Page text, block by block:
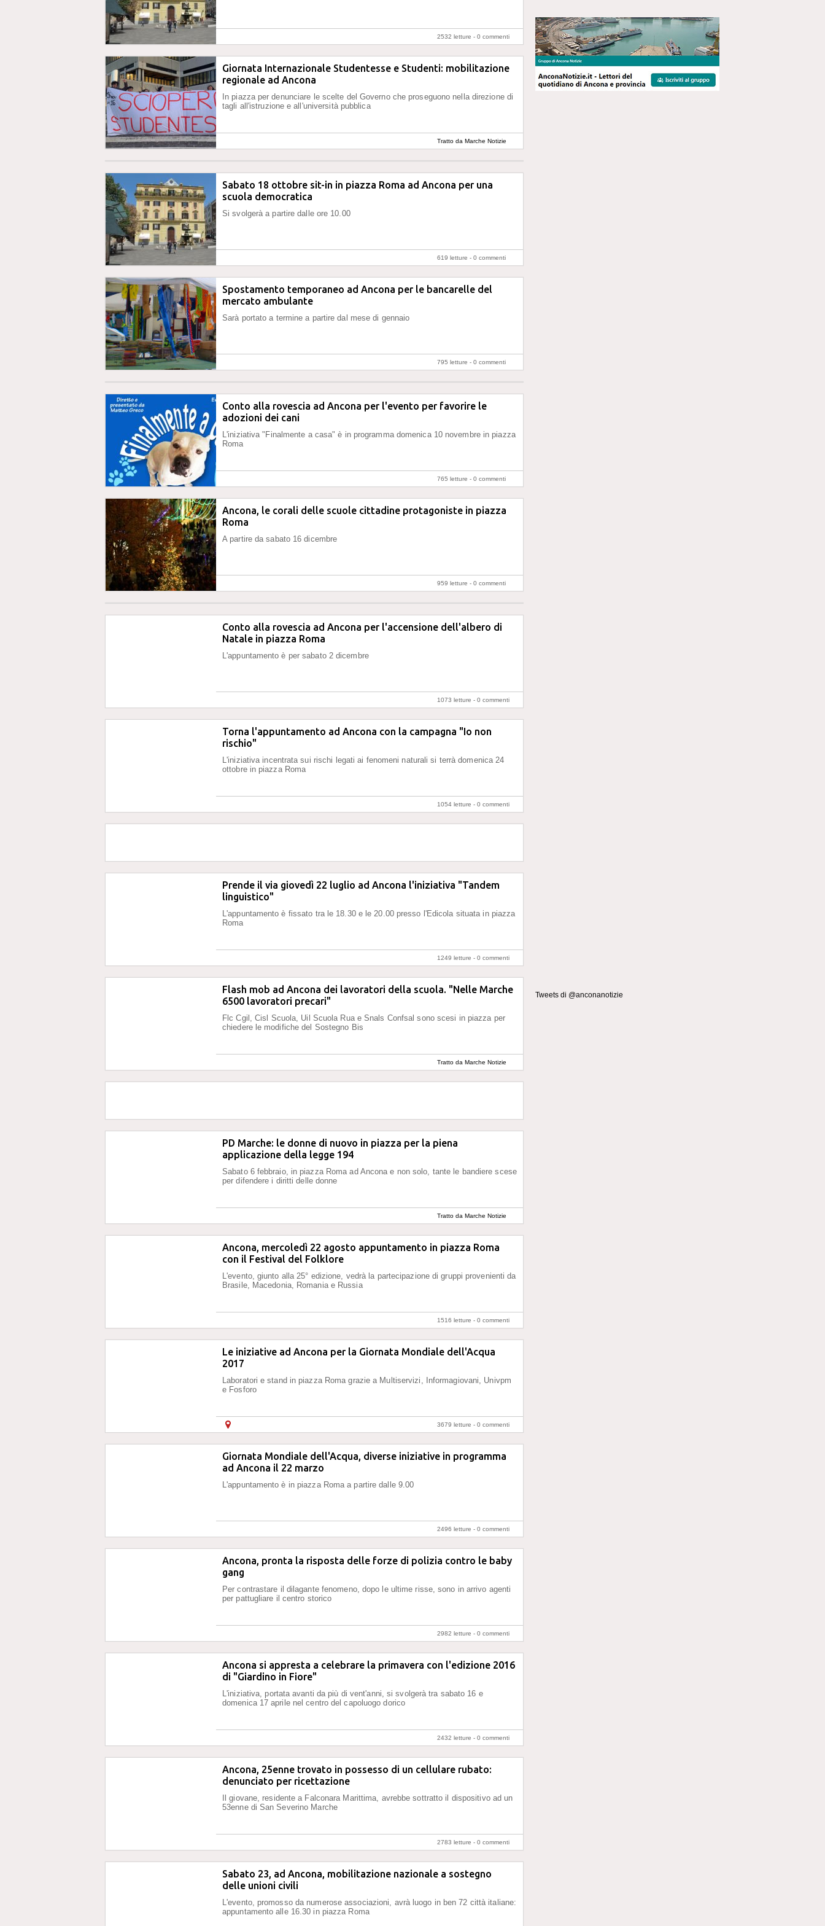
2532 letture - 0 commenti
Giornata Internazionale Studentesse e Studenti: mobilitazione
regionale ad Ancona
In piazza per denunciare le scelte del Governo che proseguono nella direzione di
tagli all'istruzione e all'università pubblica
Tratto da Marche Notizie
Sabato 18 ottobre sit-in in piazza Roma ad Ancona per una
scuola democratica
Si svolgerà a partire dalle ore 10.00
619 letture - 0 commenti
Spostamento temporaneo ad Ancona per le bancarelle del
mercato ambulante
Sarà portato a termine a partire dal mese di gennaio
795 letture - 0 commenti
Conto alla rovescia ad Ancona per l'evento per favorire le
adozioni dei cani
L'iniziativa "Finalmente a casa" è in programma domenica 10 novembre in piazza
Roma
765 letture - 0 commenti
Ancona, le corali delle scuole cittadine protagoniste in piazza
Roma
A partire da sabato 16 dicembre
959 letture - 0 commenti
Conto alla rovescia ad Ancona per l'accensione dell'albero di
Natale in piazza Roma
L'appuntamento è per sabato 2 dicembre
1073 letture - 0 commenti
Torna l'appuntamento ad Ancona con la campagna "Io non
rischio"
L'iniziativa incentrata sui rischi legati ai fenomeni naturali si terrà domenica 24
ottobre in piazza Roma
1054 letture - 0 commenti
Prende il via giovedì 22 luglio ad Ancona l'iniziativa "Tandem
linguistico"
L'appuntamento è fissato tra le 18.30 e le 20.00 presso l'Edicola situata in piazza
Roma
1249 letture - 0 commenti
Flash mob ad Ancona dei lavoratori della scuola. "Nelle Marche
6500 lavoratori precari"
Flc Cgil, Cisl Scuola, Uil Scuola Rua e Snals Confsal sono scesi in piazza per
chiedere le modifiche del Sostegno Bis
Tratto da Marche Notizie
PD Marche: le donne di nuovo in piazza per la piena
applicazione della legge 194
Sabato 6 febbraio, in piazza Roma ad Ancona e non solo, tante le bandiere scese
per difendere i diritti delle donne
Tratto da Marche Notizie
Ancona, mercoledì 22 agosto appuntamento in piazza Roma
con il Festival del Folklore
L'evento, giunto alla 25° edizione, vedrà la partecipazione di gruppi provenienti da
Brasile, Macedonia, Romania e Russia
1516 letture - 0 commenti
Le iniziative ad Ancona per la Giornata Mondiale dell'Acqua
2017
Laboratori e stand in piazza Roma grazie a Multiservizi, Informagiovani, Univpm
e Fosforo
3679 letture - 0 commenti
Giornata Mondiale dell'Acqua, diverse iniziative in programma
ad Ancona il 22 marzo
L'appuntamento è in piazza Roma a partire dalle 9.00
2496 letture - 0 commenti
Ancona, pronta la risposta delle forze di polizia contro le baby
gang
Per contrastare il dilagante fenomeno, dopo le ultime risse, sono in arrivo agenti
per pattugliare il centro storico
2982 letture - 0 commenti
Ancona si appresta a celebrare la primavera con l'edizione 2016
di "Giardino in Fiore"
L'iniziativa, portata avanti da più di vent'anni, si svolgerà tra sabato 16 e
domenica 17 aprile nel centro del capoluogo dorico
2432 letture - 0 commenti
Ancona, 25enne trovato in possesso di un cellulare rubato:
denunciato per ricettazione
Il giovane, residente a Falconara Marittima, avrebbe sottratto il dispositivo ad un
53enne di San Severino Marche
2783 letture - 0 commenti
Sabato 23, ad Ancona, mobilitazione nazionale a sostegno
delle unioni civili
L'evento, promosso da numerose associazioni, avrà luogo in ben 72 città italiane:
appuntamento alle 16.30 in piazza Roma
Tweets di @anconanotizie